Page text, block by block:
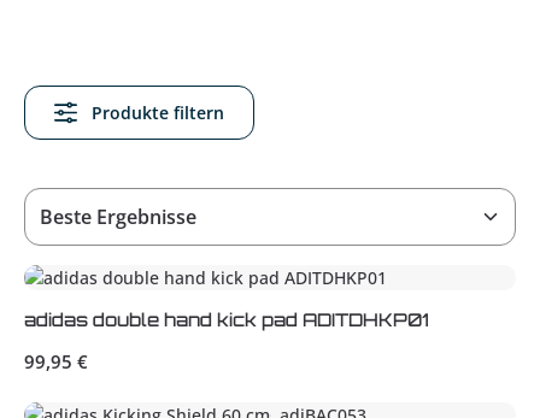
Produkte filtern
adidas double hand kick pad ADITDHKP01
Regulärer Preis:
99,95 €